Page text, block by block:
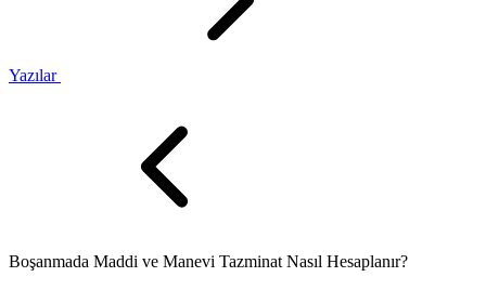
Yazılar
Boşanmada Maddi ve Manevi Tazminat Nasıl Hesaplanır?